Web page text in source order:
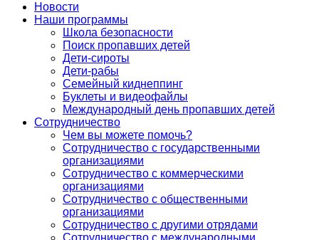
Новости
Наши программы
Школа безопасности
Поиск пропавших детей
Дети-сироты
Дети-рабы
Семейный киднеппинг
Буклеты и видеофайлы
Международный день пропавших детей
Сотрудничество
Чем вы можете помочь?
Сотрудничество с государственными
организациями
Сотрудничество с коммерческими
организациями
Сотрудничество с общественными
организациями
Сотрудничество с другими отрядами
Сотрудничество с международными